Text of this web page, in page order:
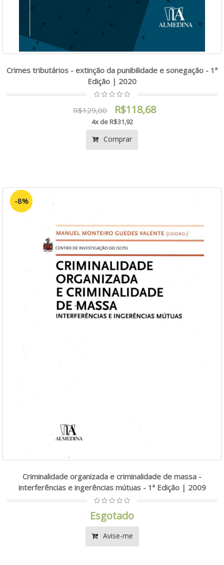
Crimes tributários - extinção da punibilidade e sonegação - 1ª
Edição | 2020
R$129,00 R$118,68
4x de R$31,92
Comprar
-8%
Criminalidade organizada e criminalidade de massa -
interferências e ingerências mútuas - 1ª Edição | 2009
Esgotado
Avise-me